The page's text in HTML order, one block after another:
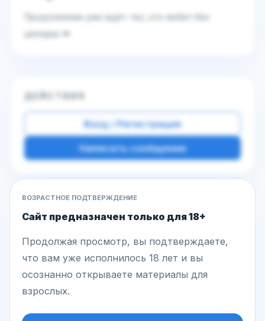
Продолжение уже ждёт тех, кто любит без
цензуры 💋
ДЕЙСТВИЯ
Вход / Регистрация
Написать сообщение
Другие фото этой модели
ВОЗРАСТНОЕ ПОДТВЕРЖДЕНИЕ
Сайт предназначен только для 18+
Продолжая просмотр, вы подтверждаете,
что вам уже исполнилось 18 лет и вы
осознанно открываете материалы для
взрослых.